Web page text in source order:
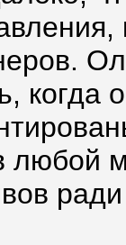
когда
любой